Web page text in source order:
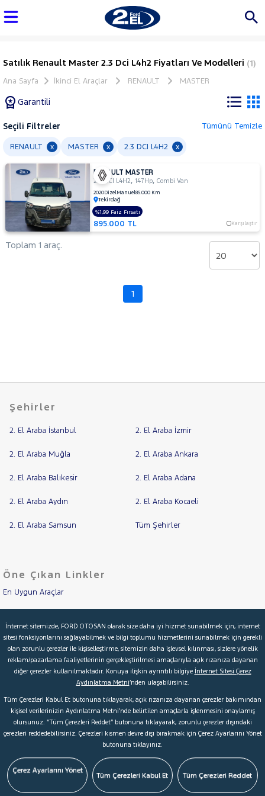
Satılık Renault Master 2.3 Dci L4h2 Fiyatları Ve Modelleri (1)
Ana Sayfa İkinci El Araçlar RENAULT MASTER
Garantili
Tüm
Araçlar
AUDI
BMC
BMW
HONDA
HYUNDAI
ISUZU
JEEP
KIA
MINI
MITSUBISHI
MOTORSIKLET
NISSAN
OPEL
RENAULT
CAPTUR
EXPRESS
Şehir
Yakıt
Türü
Tipi
Aktarma
Garanti
Kampanya
ve
Boya
Parça
İlan
Seçili Filtreler Tümünü Temizle
RENAULT x MASTER x 2.3 DCI L4H2 x
RENAULT MASTER
2.3 DCI L4H2,147Hp,Combi Van
2020DizelManuel85.000 Km
Tekirdağ
895.000 TL Karşılaştır
%1,99 Faiz Fırsatı
Toplam 1 araç.
1
Şehirler
2. El Araba İstanbul 2. El Araba İzmir
2. El Araba Muğla 2. El Araba Ankara
2. El Araba Balıkesir 2. El Araba Adana
2. El Araba Aydın 2. El Araba Kocaeli
2. El Araba Samsun Tüm Şehirler
Öne Çıkan Linkler
En Uygun Araçlar
İkinci El Garanti
Kampanyalar
Kredi Hesaplama & Başvuru
© 2026 Ford Türkiye Ford Kurumsal Hakkımızda
Şartlar & Kişisel Verilerin Korunması S.S.S.
Çerez Tercihleri
İnternet sitemizde, FORD OTOSAN olarak size daha iyi hizmet sunabilmek için, internet
sitesi fonksiyonlarını sağlayabilmek ve bilgi toplumu hizmetlerini sunabilmek için gerekli
olan zorunlu çerezler ile kişiselleştirme, sitemizin daha işlevsel kılınması, sizlere yönelik
reklam/pazarlama faaliyetlerinin gerçekleştirilmesi amaçlarıyla açık rızanıza dayanan
diğer çerezler kullanılmaktadır. Konuya ilişkin ayrıntılı bilgiye İnternet Sitesi Çerez
Aydınlatma Metni’nden ulaşabilirsiniz.
Tüm Çerezleri Kabul Et butonuna tıklayarak, açık rızanıza dayanan çerezler bakımından
kişisel verilerinizin Aydınlatma Metni’nde belirtilen amaçlarla işlenmesini onaylamış
olursunuz. “Tüm Çerezleri Reddet” butonuna tıklayarak, zorunlu çerezler dışındaki
çerezleri reddedebilirsiniz. Çerezleri kısmen devre dışı bırakmak için Çerez Ayarlarını Yönet
butonuna tıklayınız.
Çerez Ayarlarını Yönet
Tüm Çerezleri Kabul Et Tüm Çerezleri Reddet